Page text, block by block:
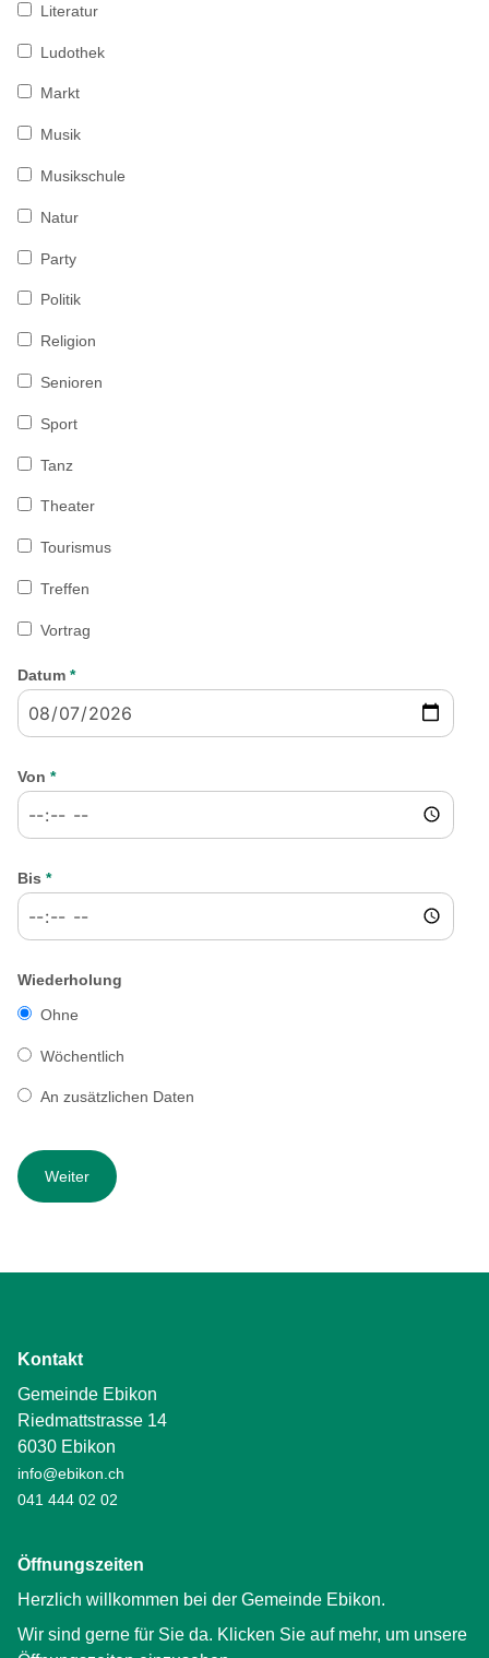
Literatur
Ludothek
Markt
Musik
Musikschule
Natur
Party
Politik
Religion
Senioren
Sport
Tanz
Theater
Tourismus
Treffen
Vortrag
Datum *
Von *
Bis *
Wiederholung
Ohne
Wöchentlich
An zusätzlichen Daten
Kontakt
Gemeinde Ebikon
Riedmattstrasse 14
6030 Ebikon
info@ebikon.ch
041 444 02 02
Öffnungszeiten
Herzlich willkommen bei der Gemeinde Ebikon.
Wir sind gerne für Sie da. Klicken Sie auf mehr, um unsere